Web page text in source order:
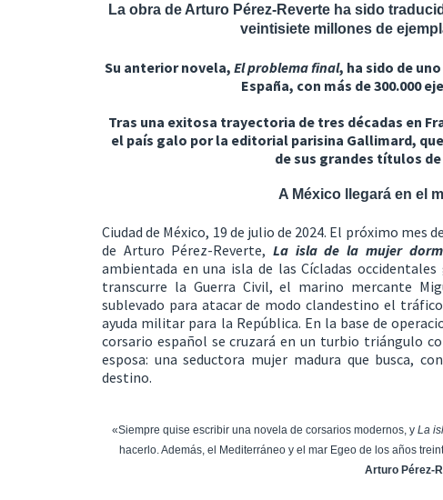
La obra de Arturo Pérez-Reverte ha sido
veintisiete millones de
Su anterior novela, El problema final, ha sido de
España, con más de 300.000
Tras una exitosa trayectoria de tres décadas en
el país galo por la editorial parisina Gallimard,
de sus grandes títulos
A México llegará en el
Ciudad de México, 19 de julio de 2024. El próximo mes
de Arturo Pérez-Reverte,La isla de la mujer
ambientada en una isla de las Cícladas
transcurre la Guerra Civil, el marino mercante
sublevado para atacar de modo clandestino el
ayuda militar para la República. En la base de
corsario español se cruzará en un turbio triángulo
esposa: una seductora mujer madura que busca,
destino.
«Siempre quise escribir una novela de corsarios modernos, y La
hacerlo. Además, el Mediterráneo y el mar Egeo de los años
Arturo Pérez-